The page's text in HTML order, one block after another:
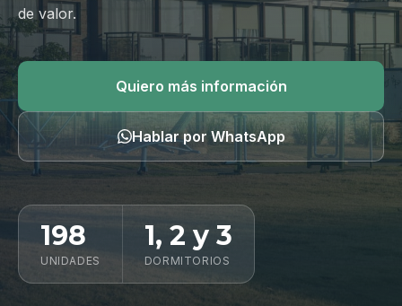
Hablar por WhatsApp
de valor.
Quiero más información
Hablar por WhatsApp
198
UNIDADES
1, 2 y 3
DORMITORIOS